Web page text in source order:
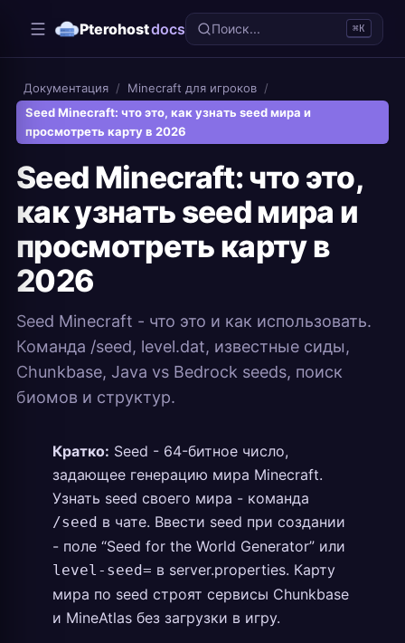
Pterohostdocs Поиск... ⌘K
Документация / Minecraft для игроков /
Seed Minecraft: что это, как узнать seed мира и
просмотреть карту в 2026
Seed Minecraft: что это,
как узнать seed мира и
просмотреть карту в
2026
Seed Minecraft - что это и как использовать.
Команда /seed, level.dat, известные сиды,
Chunkbase, Java vs Bedrock seeds, поиск
биомов и структур.
Кратко: Seed - 64-битное число,
задающее генерацию мира Minecraft.
Узнать seed своего мира - команда
/seed в чате. Ввести seed при создании
- поле “Seed for the World Generator” или
level-seed= в server.properties. Карту
мира по seed строят сервисы Chunkbase
и MineAtlas без загрузки в игру.